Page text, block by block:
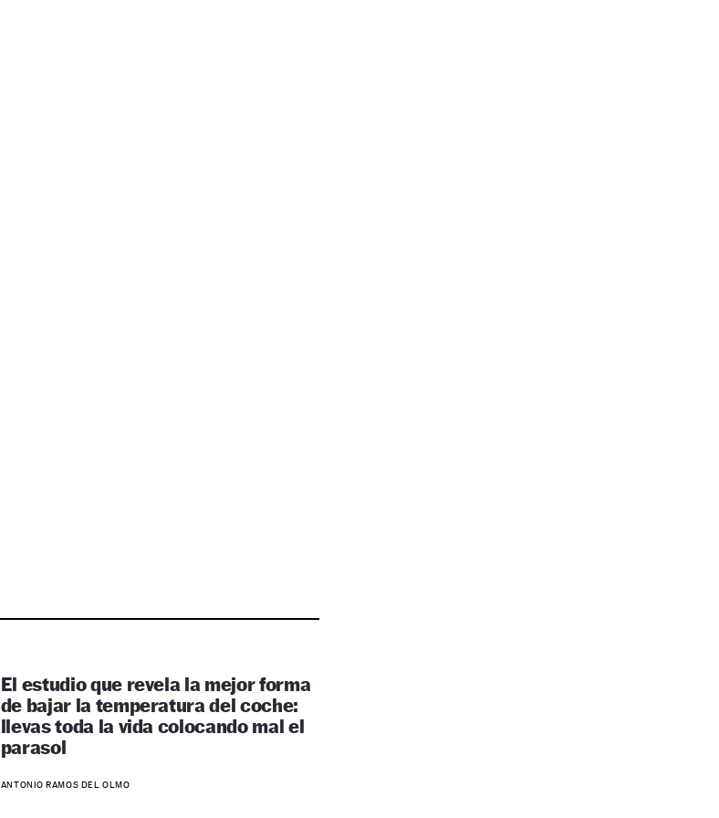
El estudio que revela la mejor forma
de bajar la temperatura del coche:
llevas toda la vida colocando mal el
parasol
ANTONIO RAMOS DEL OLMO